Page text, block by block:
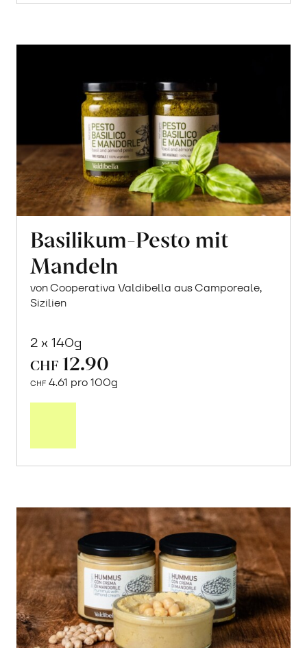
Basilikum-Pesto mit
Mandeln
von Cooperativa Valdibella aus Camporeale,
Sizilien
2 x 140g
CHF 12.90
CHF 4.61 pro 100g